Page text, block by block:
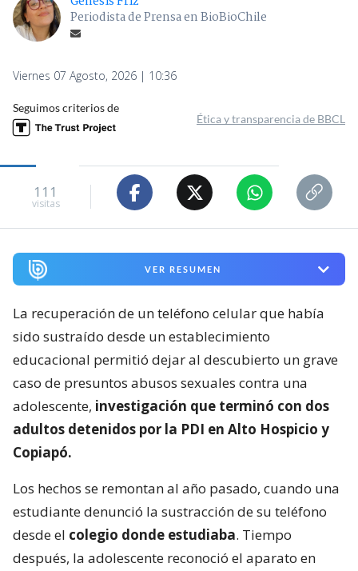
Periodista de Prensa en BioBioChile
Viernes 07 Agosto, 2026 | 10:36
Seguimos criterios de
Ética y transparencia de BBCL
111
visitas
VER RESUMEN
La recuperación de un teléfono celular que había
sido sustraído desde un establecimiento
educacional permitió dejar al descubierto un grave
caso de presuntos abusos sexuales contra una
adolescente, investigación que terminó con dos
adultos detenidos por la PDI en Alto Hospicio y
Copiapó.
Los hechos se remontan al año pasado, cuando una
estudiante denunció la sustracción de su teléfono
desde el colegio donde estudiaba. Tiempo
después, la adolescente reconoció el aparato en